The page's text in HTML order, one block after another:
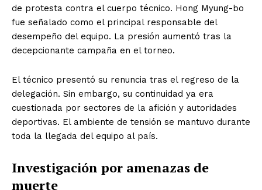
de protesta contra el cuerpo técnico. Hong Myung-bo
fue señalado como el principal responsable del
desempeño del equipo. La presión aumentó tras la
decepcionante campaña en el torneo.
El técnico presentó su renuncia tras el regreso de la
delegación. Sin embargo, su continuidad ya era
cuestionada por sectores de la afición y autoridades
deportivas. El ambiente de tensión se mantuvo durante
toda la llegada del equipo al país.
Investigación por amenazas de
muerte